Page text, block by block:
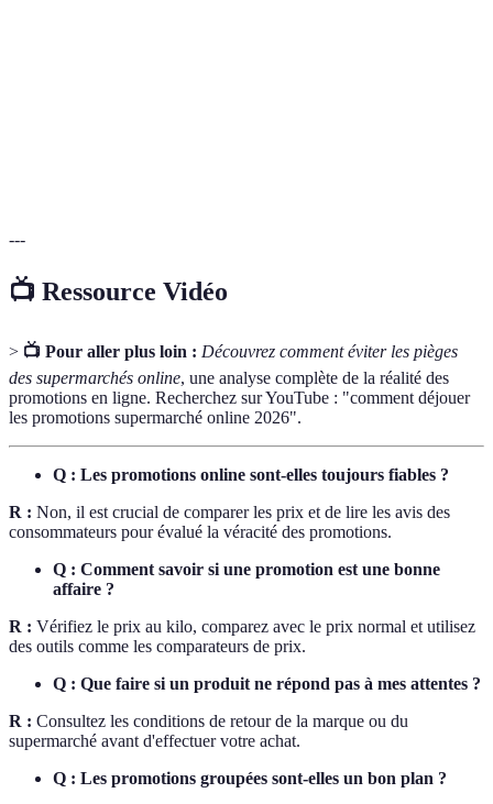
---
📺 Ressource Vidéo
> 📺 Pour aller plus loin : Découvrez comment éviter les pièges
des supermarchés online, une analyse complète de la réalité des
promotions en ligne. Recherchez sur YouTube : "comment déjouer
les promotions supermarché online 2026".
Q : Les promotions online sont-elles toujours fiables ?
R : Non, il est crucial de comparer les prix et de lire les avis des
consommateurs pour évalué la véracité des promotions.
Q : Comment savoir si une promotion est une bonne
affaire ?
R : Vérifiez le prix au kilo, comparez avec le prix normal et utilisez
des outils comme les comparateurs de prix.
Q : Que faire si un produit ne répond pas à mes attentes ?
R : Consultez les conditions de retour de la marque ou du
supermarché avant d'effectuer votre achat.
Q : Les promotions groupées sont-elles un bon plan ?